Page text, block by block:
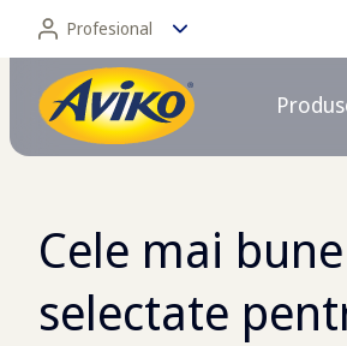
Profesional
Profesional
Consumator
Cele mai
selectate